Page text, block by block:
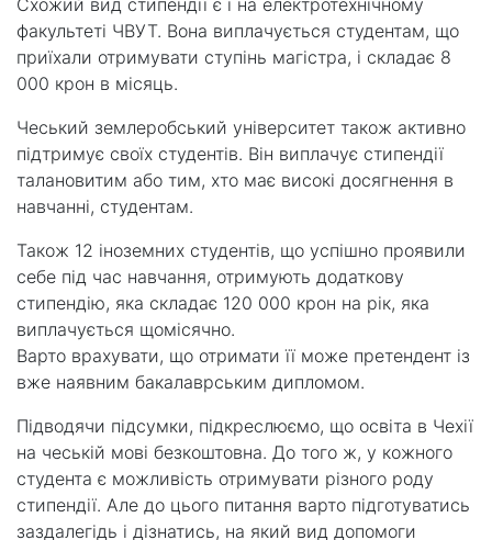
Схожий вид стипендії є і на електротехнічному
факультеті ЧВУТ. Вона виплачується студентам, що
приїхали отримувати ступінь магістра, і складає 8
000 крон в місяць.
Чеський землеробський університет також активно
підтримує своїх студентів. Він виплачує стипендії
талановитим або тим, хто має високі досягнення в
навчанні, студентам.
Також 12 іноземних студентів, що успішно проявили
себе під час навчання, отримують додаткову
стипендію, яка складає 120 000 крон на рік, яка
виплачується щомісячно.
Варто врахувати, що отримати її може претендент із
вже наявним бакалаврським дипломом.
Підводячи підсумки, підкреслюємо, що освіта в Чехії
на чеській мові безкоштовна. До того ж, у кожного
студента є можливість отримувати різного роду
стипендії. Але до цього питання варто підготуватись
заздалегідь і дізнатись, на який вид допомоги